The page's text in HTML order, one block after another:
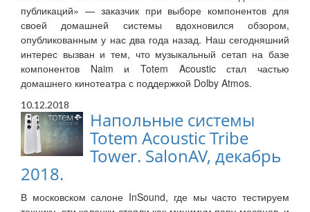
публикаций» — заказчик при выборе компонентов для
своей домашней системы вдохновился обзором,
опубликованным у нас два года назад. Наш сегодняшний
интерес вызван и тем, что музыкальный сетап на базе
компонентов Naim и Totem Acoustic стал частью
домашнего кинотеатра с поддержкой Dolby Atmos.
10.12.2018
Напольные системы
Totem Acoustic Tribe
Tower. SalonAV, декабрь
2018.
В московском салоне InSound, где мы часто тестируем